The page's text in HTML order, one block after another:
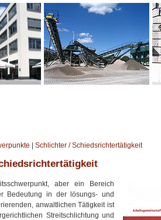
Schlichter / Schiedsrichtertätigkeit
aber ein Bereich
Bedeutung in der lösungs- und
anwaltlichen Tätigkeit ist
Streitschlichtung und